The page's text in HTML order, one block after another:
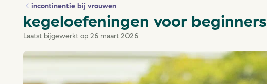
incontinentie bij vrouwen
kegeloefeningen voor beginners
Laatst bijgewerkt op 26 maart 2026